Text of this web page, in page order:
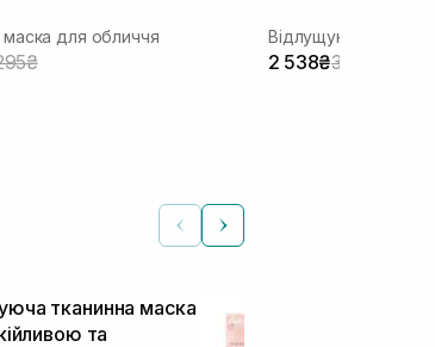
для обличчя
2 538₴3 172₴
тканинна маска
та